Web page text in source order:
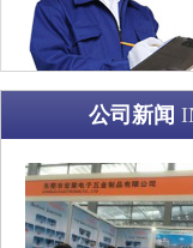
公司新闻